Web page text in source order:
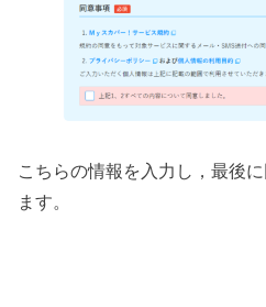
こちらの情報を入力し，最後
ます。